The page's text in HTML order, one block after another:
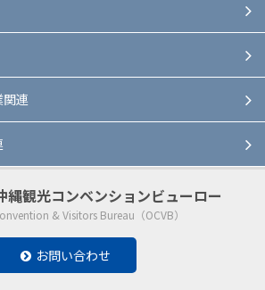
連
縄観光コンベンションビューロー
& Visitors Bureau（OCVB）
お問い合わせ